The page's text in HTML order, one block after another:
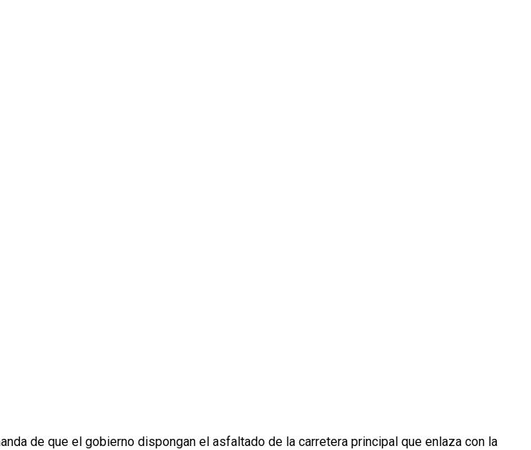
de que el gobierno dispongan el asfaltado de la carretera principal que enlaza con la